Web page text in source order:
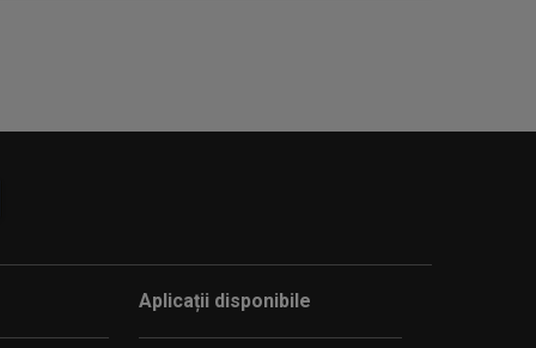
Aplicații disponibile